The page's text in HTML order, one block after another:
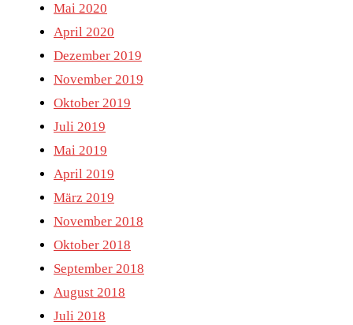
Mai 2020
April 2020
Dezember 2019
November 2019
Oktober 2019
Juli 2019
Mai 2019
April 2019
März 2019
November 2018
Oktober 2018
September 2018
August 2018
Juli 2018